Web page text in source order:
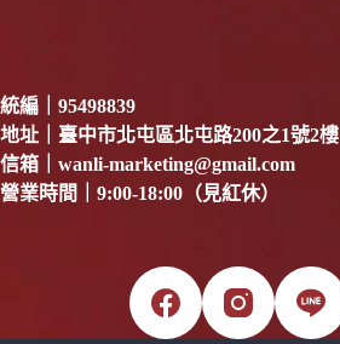
統編｜95498839
地址｜臺中市北屯區北屯路200之1號2樓
信箱｜ wanli-marketing@gmail.com
營業時間｜9:00-18:00（見紅休）